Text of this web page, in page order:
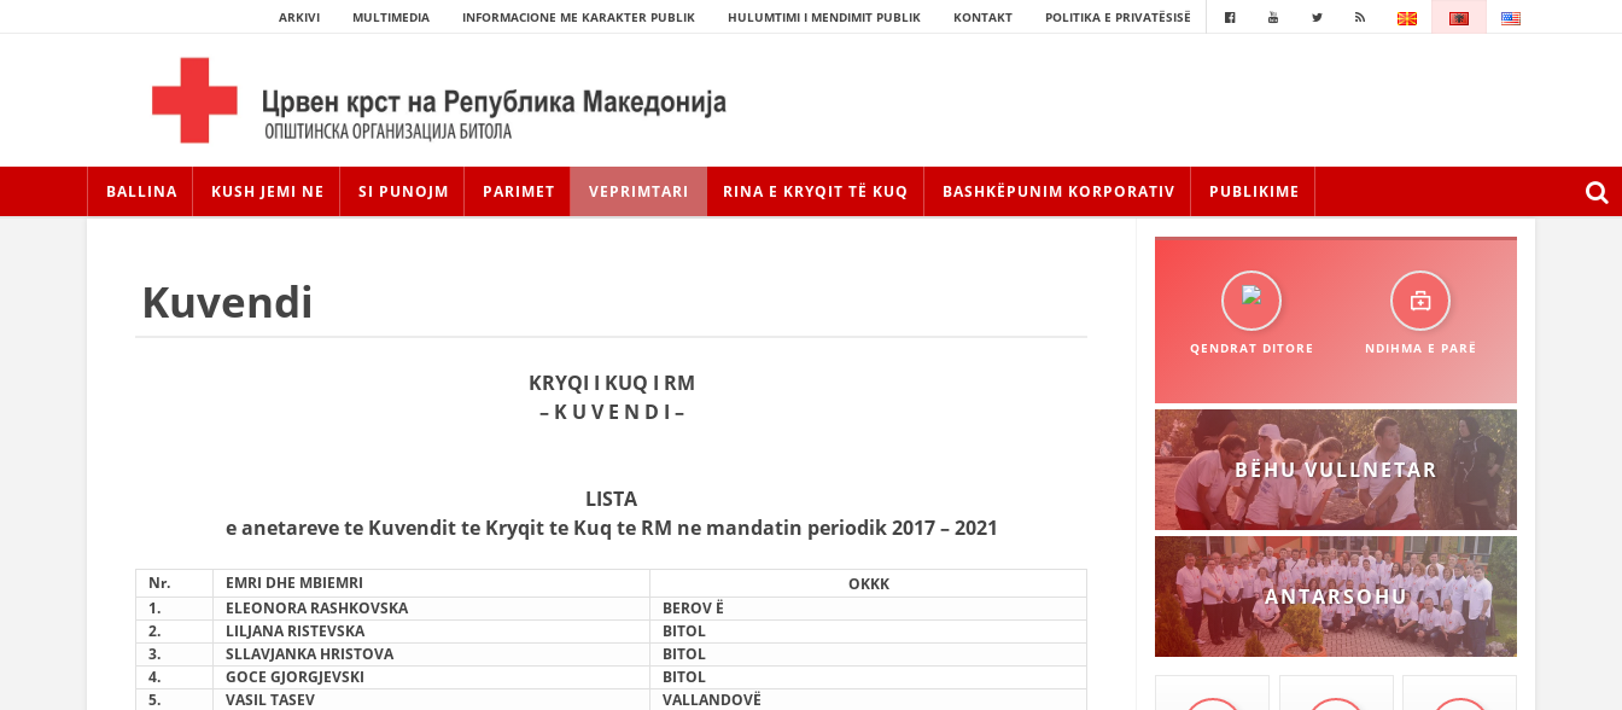
ARKIVI MULTIMEDIA INFORMACIONE ME KARAKTER PUBLIK HULUMTIMI I MENDIMIT PUBLIK KONTAKT POLITIKA E PRIVATËSISË
BALLINA KUSH JEMI NE SI PUNOJM PARIMET VEPRIMTARI RINA E KRYQIT TË KUQ BASHKËPUNIM KORPORATIV PUBLIKIME
KONTAKT INFORMACIONE
ANËTARËSIMI NË STRUKTURAT PROFESIONALE
Kuvendi
KRYQI I KUQ I RM
– K U V E N D I –
LISTA
e anetareve te Kuvendit te Kryqit te Kuq te RM ne mandatin periodik 2017 – 2021
Nr. EMRI DHE MBIEMRI
OKKK
1.
ELEONORA RASHKOVSKA BEROV Ë
2.
LILJANA RISTEVSKA
BITOL
3.
SLLAVJANKA HRISTOVA
BITOL
4.
GOCE GJORGJEVSKI
BITOL
5. VASIL TASEV
VALLANDOVË
QENDRAT DITORE NDIHMA E PARË
BËHU VULLNETAR
ANTARSOHU